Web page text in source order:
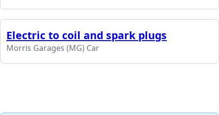
Electric to coil and spark plugs
Morris Garages (MG) Car